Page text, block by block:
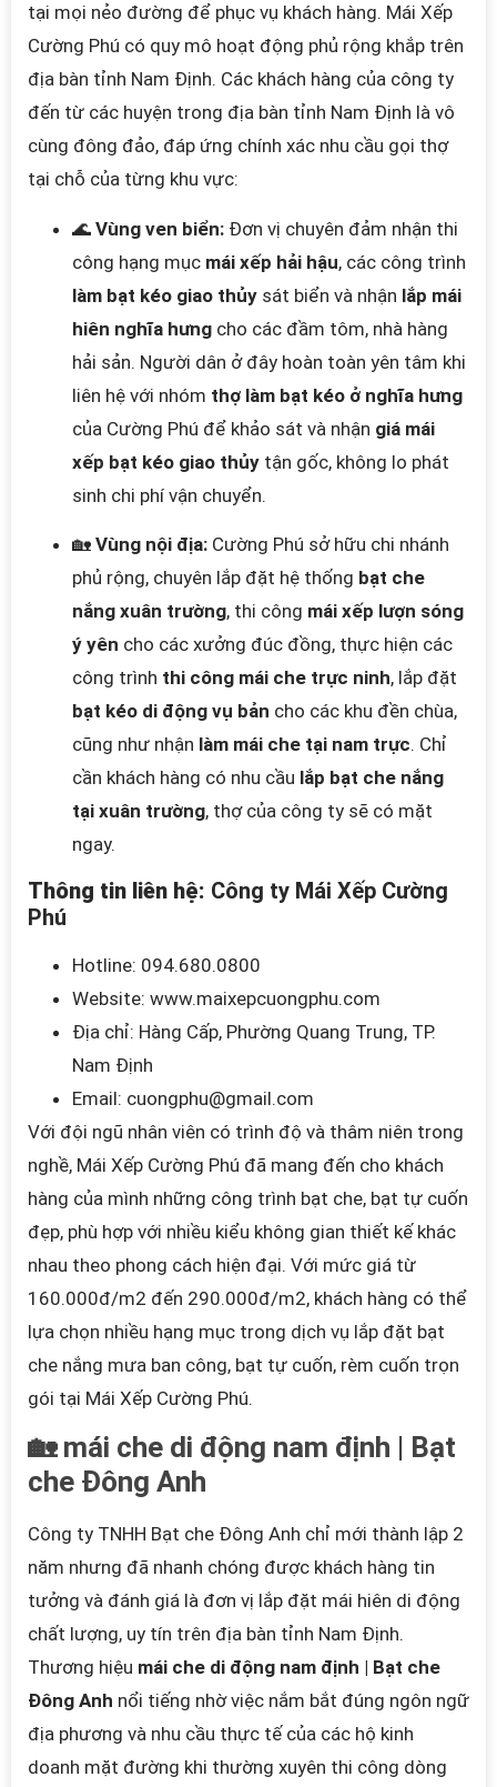
tại mọi nẻo đường để phục vụ khách hàng. Mái Xếp
Cường Phú có quy mô hoạt động phủ rộng khắp trên
địa bàn tỉnh Nam Định. Các khách hàng của công ty
đến từ các huyện trong địa bàn tỉnh Nam Định là vô
cùng đông đảo, đáp ứng chính xác nhu cầu gọi thợ
tại chỗ của từng khu vực:
🌊 Vùng ven biển: Đơn vị chuyên đảm nhận thi
công hạng mục mái xếp hải hậu, các công trình
làm bạt kéo giao thủy sát biển và nhận lắp mái
hiên nghĩa hưng cho các đầm tôm, nhà hàng
hải sản. Người dân ở đây hoàn toàn yên tâm khi
liên hệ với nhóm thợ làm bạt kéo ở nghĩa hưng
của Cường Phú để khảo sát và nhận giá mái
xếp bạt kéo giao thủy tận gốc, không lo phát
sinh chi phí vận chuyển.
🏡 Vùng nội địa: Cường Phú sở hữu chi nhánh
phủ rộng, chuyên lắp đặt hệ thống bạt che
nắng xuân trường, thi công mái xếp lượn sóng
ý yên cho các xưởng đúc đồng, thực hiện các
công trình thi công mái che trực ninh, lắp đặt
bạt kéo di động vụ bản cho các khu đền chùa,
cũng như nhận làm mái che tại nam trực. Chỉ
cần khách hàng có nhu cầu lắp bạt che nắng
tại xuân trường, thợ của công ty sẽ có mặt
ngay.
Thông tin liên hệ: Công ty Mái Xếp Cường
Phú
Hotline: 094.680.0800
Website: www.maixepcuongphu.com
Địa chỉ: Hàng Cấp, Phường Quang Trung, TP.
Nam Định
Email: cuongphu@gmail.com
Với đội ngũ nhân viên có trình độ và thâm niên trong
nghề, Mái Xếp Cường Phú đã mang đến cho khách
hàng của mình những công trình bạt che, bạt tự cuốn
đẹp, phù hợp với nhiều kiểu không gian thiết kế khác
nhau theo phong cách hiện đại. Với mức giá từ
160.000đ/m2 đến 290.000đ/m2, khách hàng có thể
lựa chọn nhiều hạng mục trong dịch vụ lắp đặt bạt
che nắng mưa ban công, bạt tự cuốn, rèm cuốn trọn
gói tại Mái Xếp Cường Phú.
🏡 mái che di động nam định | Bạt
che Đông Anh
Công ty TNHH Bạt che Đông Anh chỉ mới thành lập 2
năm nhưng đã nhanh chóng được khách hàng tin
tưởng và đánh giá là đơn vị lắp đặt mái hiên di động
chất lượng, uy tín trên địa bàn tỉnh Nam Định.
Thương hiệu mái che di động nam định | Bạt che
Đông Anh nổi tiếng nhờ việc nắm bắt đúng ngôn ngữ
địa phương và nhu cầu thực tế của các hộ kinh
doanh mặt đường khi thường xuyên thi công dòng